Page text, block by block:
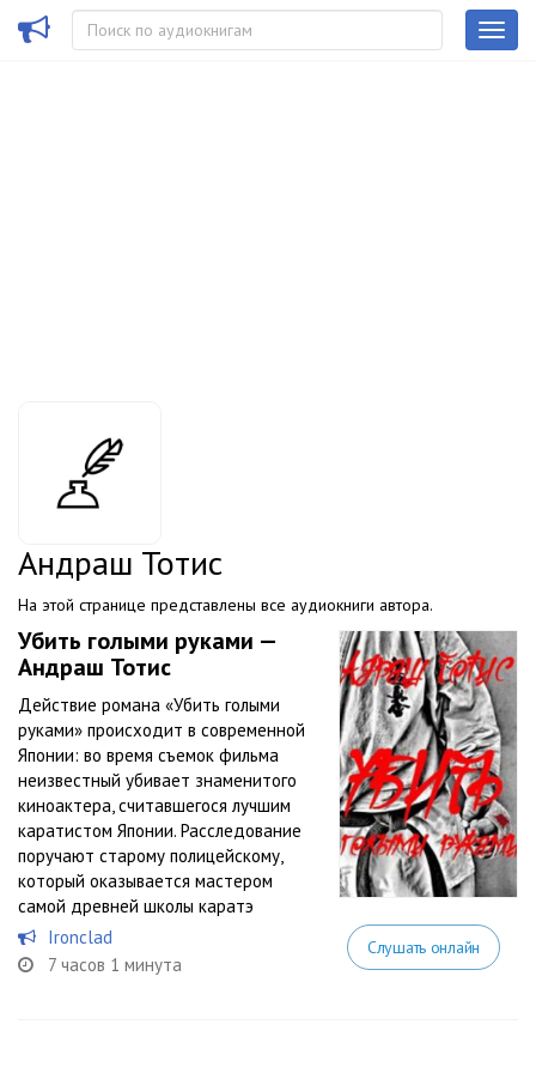
Андраш Тотис
На этой странице представлены все аудиокниги автора.
Убить голыми руками —
Андраш Тотис
Действие романа «Убить голыми
руками» происходит в современной
Японии: во время съемок фильма
неизвестный убивает знаменитого
киноактера, считавшегося лучшим
каратистом Японии. Расследование
поручают старому полицейскому,
который оказывается мастером
самой древней школы каратэ
Ironclad
7 часов 1 минута
Слушать онлайн